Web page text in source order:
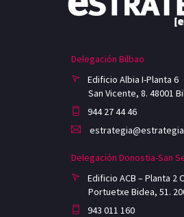
Delegación Bilbao
Edificio Albia I-Planta 6
San Vicente, 8. 48001
944 27 44 46
Delegación Donostia-San
Edificio ACB – Planta 2
Portuetxe Bidea, 51.
943 011 160